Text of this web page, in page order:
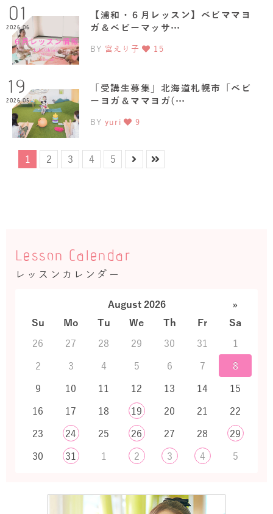
01
2026.06
【浦和・６月レッスン】ベビママヨ
ガ＆ベビーマッサ…
BY 宮えり子 15
19
2026.05
「受講生募集」北海道札幌市「ベビ
ーヨガ＆ママヨガ(…
BY yuri 9
1 2 3 4 5
Lesson Calendar
レッスンカレンダー
August 2026
»
Su
Mo Tu We Th Fr
Sa
26
27 28 29 30 31
1
2
3 4 5 6 7
8
9
10 11 12 13 14
15
16
17 18 19 20 21
22
23
24 25 26 27 28
29
30
31 1 2 3 4 5